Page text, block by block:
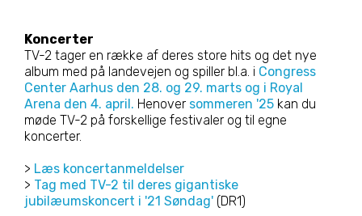
Koncerter
TV-2 tager en række af deres store hits og det nye
album med på landevejen og spiller bl.a. i Congress
Center Aarhus den 28. og 29. marts og i Royal
Arena den 4. april. Henover sommeren '25 kan du
møde TV-2 på forskellige festivaler og til egne
koncerter.
> Læs koncertanmeldelser
> Tag med TV-2 til deres gigantiske
jubilæumskoncert i '21 Søndag' (DR1)